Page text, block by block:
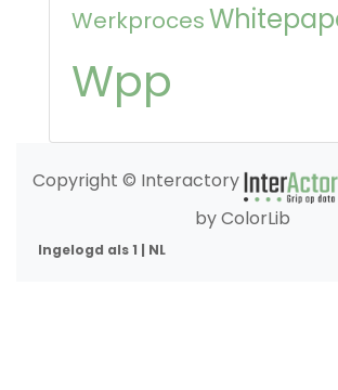
Werkproces
Wpp
Copyright © Interactory
by ColorLib
Ingelogd als 1 | NL